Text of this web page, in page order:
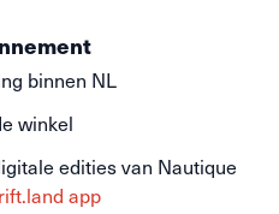
binnen NL
winkel
edities van Nautique
app